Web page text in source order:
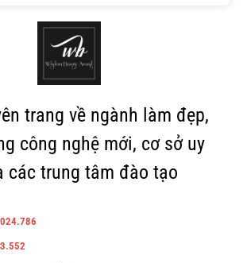
trang về ngành làm đẹp,
công nghệ mới, cơ sở uy
các trung tâm đào tạo